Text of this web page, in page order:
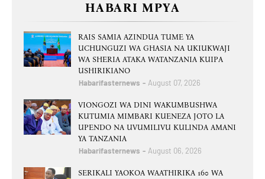
HABARI MPYA
RAIS SAMIA AZINDUA TUME YA
UCHUNGUZI WA GHASIA NA UKIUKWAJI
WA SHERIA ATAKA WATANZANIA KUIPA
USHIRIKIANO
Habarifasternews August 07, 2026
VIONGOZI WA DINI WAKUMBUSHWA
KUTUMIA MIMBARI KUENEZA JOTO LA
UPENDO NA UVUMILIVU KULINDA AMANI
YA TANZANIA
Habarifasternews August 06, 2026
SERIKALI YAOKOA WAATHIRIKA 160 WA